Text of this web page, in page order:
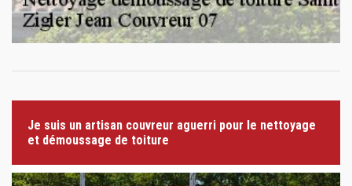
Je suis un artisan couvreur aguerri pour le nettoyage
et démoussage de toiture